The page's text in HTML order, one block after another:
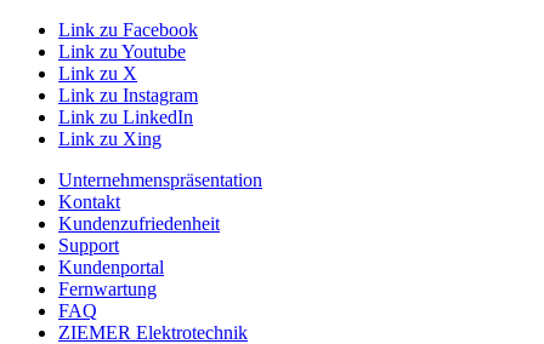
Link zu Facebook
Link zu Youtube
Link zu X
Link zu Instagram
Link zu LinkedIn
Link zu Xing
Unternehmenspräsentation
Kontakt
Kundenzufriedenheit
Support
Kundenportal
Fernwartung
FAQ
ZIEMER Elektrotechnik